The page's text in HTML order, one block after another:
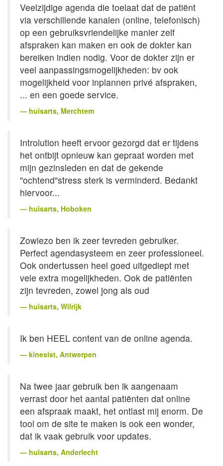
Veelzijdige agenda die toelaat dat de patiënt
via verschillende kanalen (online, telefonisch)
op een gebruiksvriendelijke manier zelf
afspraken kan maken en ook de dokter kan
bereiken indien nodig. Voor de dokter zijn er
veel aanpassingsmogelijkheden: bv ook
mogelijkheid voor inplannen privé afspraken,
... en een goede service.
huisarts, Merchtem
Introlution heeft ervoor gezorgd dat er tijdens
het ontbijt opnieuw kan gepraat worden met
mijn gezinsleden en dat de gekende
"ochtend"stress sterk is verminderd. Bedankt
hiervoor...
huisarts, Hoboken
Zowiezo ben ik zeer tevreden gebruiker.
Perfect agendasysteem en zeer professioneel.
Ook ondertussen heel goed uitgediept met
vele extra mogelijkheden. Ook de patiënten
zijn tevreden, zowel jong als oud
huisarts, Wilrijk
Ik ben HEEL content van de online agenda.
kinesist, Antwerpen
Na twee jaar gebruik ben ik aangenaam
verrast door het aantal patiënten dat online
een afspraak maakt, het ontlast mij enorm. De
tool om de site te maken is ook een wonder,
dat ik vaak gebruik voor updates.
huisarts, Anderlecht